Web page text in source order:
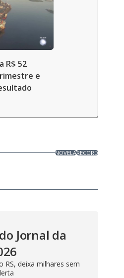
R$ 52
e
NOVELARECORD
Jornal da
RS, deixa milhares sem